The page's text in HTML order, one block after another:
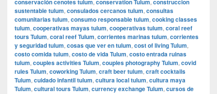
conservación cenotes tulum conservation Tulum construccion
sustentable tulum, consulados cercanos tulum, consultas
comunitarias tulum, consumo responsable tulum, cooking classes
tulum, cooperativas mayas tulum, cooperativas tulum, coral reef
tours Tulum, coral reef Tulum, corrientes marinas tulum, corrientes
y seguridad tulum, cosas que ver en tulum, cost of living Tulum,
costo comida tulum, costo de vida Tulum, costo entrada ruinas
tulum, couples activities Tulum, couples photography Tulum, covid
rules Tulum, coworking Tulum, craft beer tulum, craft cocktails
Tulum, cuidado infantil tulum, cultura local tulum, cultura maya
Tulum, cultural tours Tulum, currency exchange Tulum, cursos de